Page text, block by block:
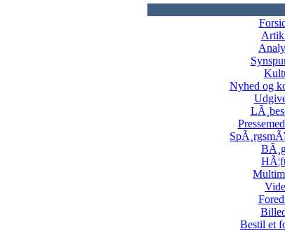
Nyhed og
Bestil et